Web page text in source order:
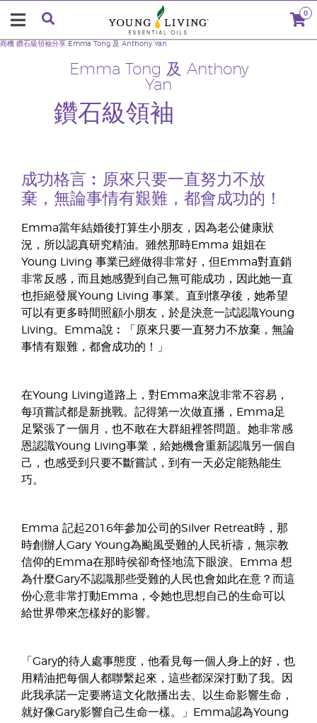
0
Emma Tong 及 Anthony
Yan
鑽石級領袖
商機 鑽石級領袖分享 Emma Tong 及 Anthony Yan
成功格言︰原來只要一直努力不放
棄，無論事情有艱難，都會成功的！
Emma當年結婚後打算生小朋友，因為老公健康狀
況，所以認真研究精油。雖然那時Emma 姐姐在
Young Living 事業已經做得非常好，但Emma對直銷
非常反感，而且她感覺到自己無可能成功，因此她一直
也拒絕發展Young Living 事業。直到懷孕後，她希望
可以有更多時間照顧小朋友，於是決意一試認識Young
Living。Emma說︰「原來只要一直努力不放棄，無論
事情有艱難，都會成功的！」
在Young Living道路上，對Emma來說非常不容易，
每項嘗試都是新挑戰。記得第一次做直播，Emma足
足緊張了一個月，也不敢在大群組裡答問題。她非常感
恩認識Young Living事業，給她機會重新認識另一個自
己，也感受到只要不斷嘗試，到有一天必定能熟能生
巧。
Emma 記起2016年參加公司的Silver Retreat時，那
時創辦人Gary Young為颱風受難的人民祈禱，無宗教
信仰的Emma在那時侯卻奇怪地流下眼淚。Emma 想
為什麼Gary不認識那些受難的人民也會如此在意？而這
份心意非常打動Emma，令她也思想自己的生命可以
給世界帶來怎樣好的影響。
「Gary的待人處事態度，他看見每一個人身上的好，也
用精油把每個人都聯繫起來，這些都深深打動了我。因
此我承諾一定要將這文化散播出去、以生命影響生命，
就好像Gary影響自己生命一樣。」Emma認為Young